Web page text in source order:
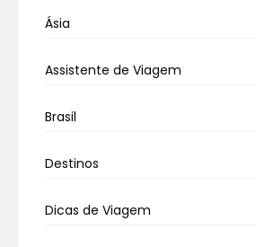
Ásia
Assistente de Viagem
Brasil
Destinos
Dicas de Viagem